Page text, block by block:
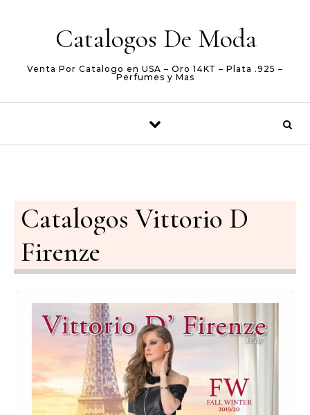
Catalogos De Moda
Venta Por Catalogo en USA – Oro 14KT – Plata .925 –
Perfumes y Mas
Catalogos Vittorio D
Firenze